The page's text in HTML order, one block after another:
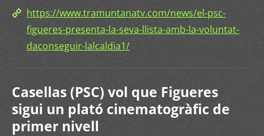
https://www.tramuntanatv.com/news/el-psc-
figueres-presenta-la-seva-llista-amb-la-voluntat-
daconseguir-lalcaldia1/
Casellas (PSC) vol que Figueres
sigui un plató cinematogràfic de
primer nivell